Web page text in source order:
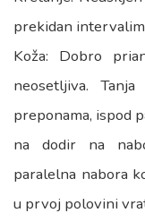
prekidan
Koža: Dobro
neosetljiva.
preponama, ispod
na dodir na
paralelna nabora
u prvoj polovini